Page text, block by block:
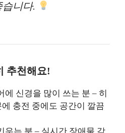
니다.
추천해요!
에 신경을 많이 쓰는 분 – 히
충전 중에도 공간이 깔끔